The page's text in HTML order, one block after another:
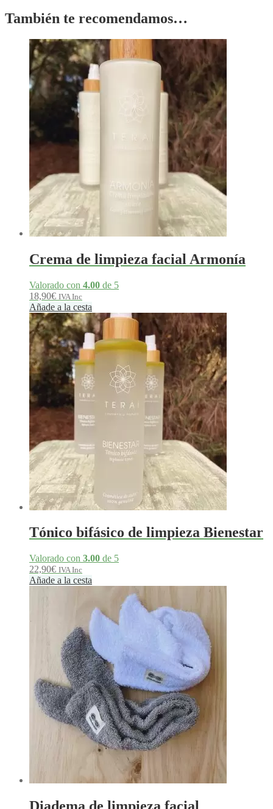
También te recomendamos…
Crema de limpieza facial Armonía
Valorado con 4.00 de 5
18,90€ IVA Inc
Añade a la cesta
Tónico bifásico de limpieza Bienestar
Valorado con 3.00 de 5
22,90€ IVA Inc
Añade a la cesta